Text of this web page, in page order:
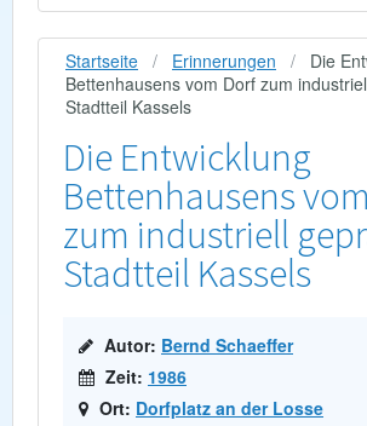
Startseite Erinnerungen
Die
Bettenhausens vom Dorf zum
Stadtteil Kassels
Die Entwicklung
Bettenhausens
zum industriell
Stadtteil Kassels
Autor: Bernd Schaeffer
Zeit: 1986
Ort: Dorfplatz an der Losse